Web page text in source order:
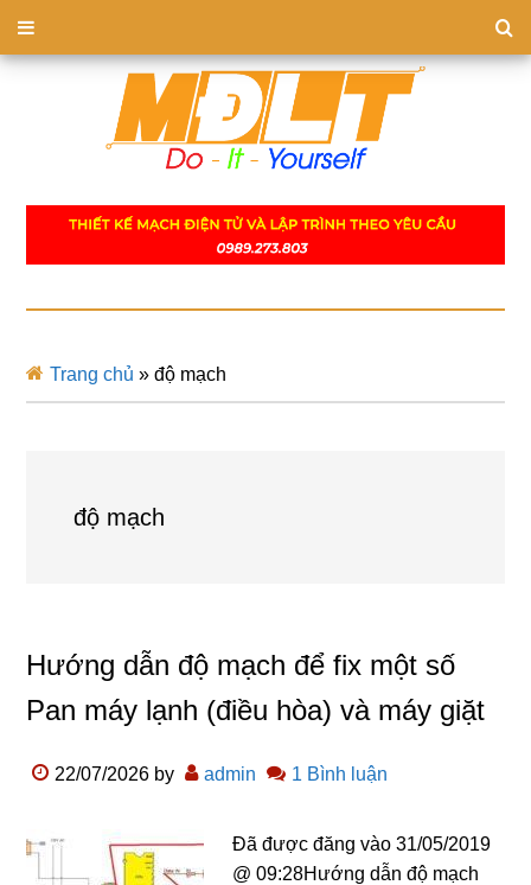
Trang chủ »độ mạch
độ mạch
Hướng dẫn độ mạch để fix một số
Pan máy lạnh (điều hòa) và máy giặt
22/07/2026 by admin 1 Bình luận
Đã được đăng vào 31/05/2019
@ 09:28Hướng dẫn độ mạch